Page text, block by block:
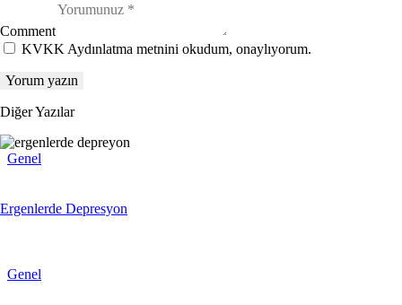
Comment
KVKK Aydınlatma metnini okudum, onaylıyorum.
Diğer Yazılar
Genel
Ergenlerde Depresyon
Genel